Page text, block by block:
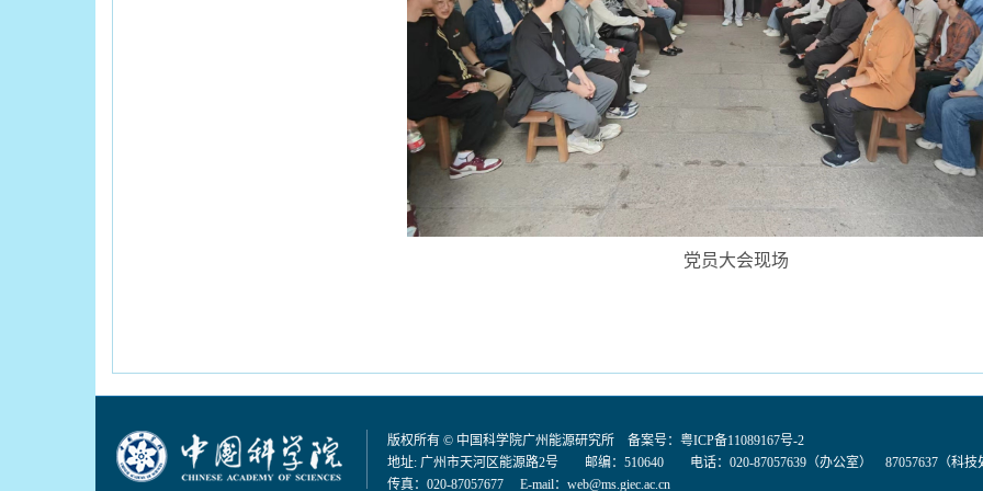
党员大会现场
版权所有 © 中国科学院广州能源研究所 备案号： 粤ICP备11089167号-2
地址: 广州市天河区能源路2号 邮编：510640 电话：020-87057639（办公室） 87057637（科技
传真：020-87057677 E-mail： web@ms.giec.ac.cn